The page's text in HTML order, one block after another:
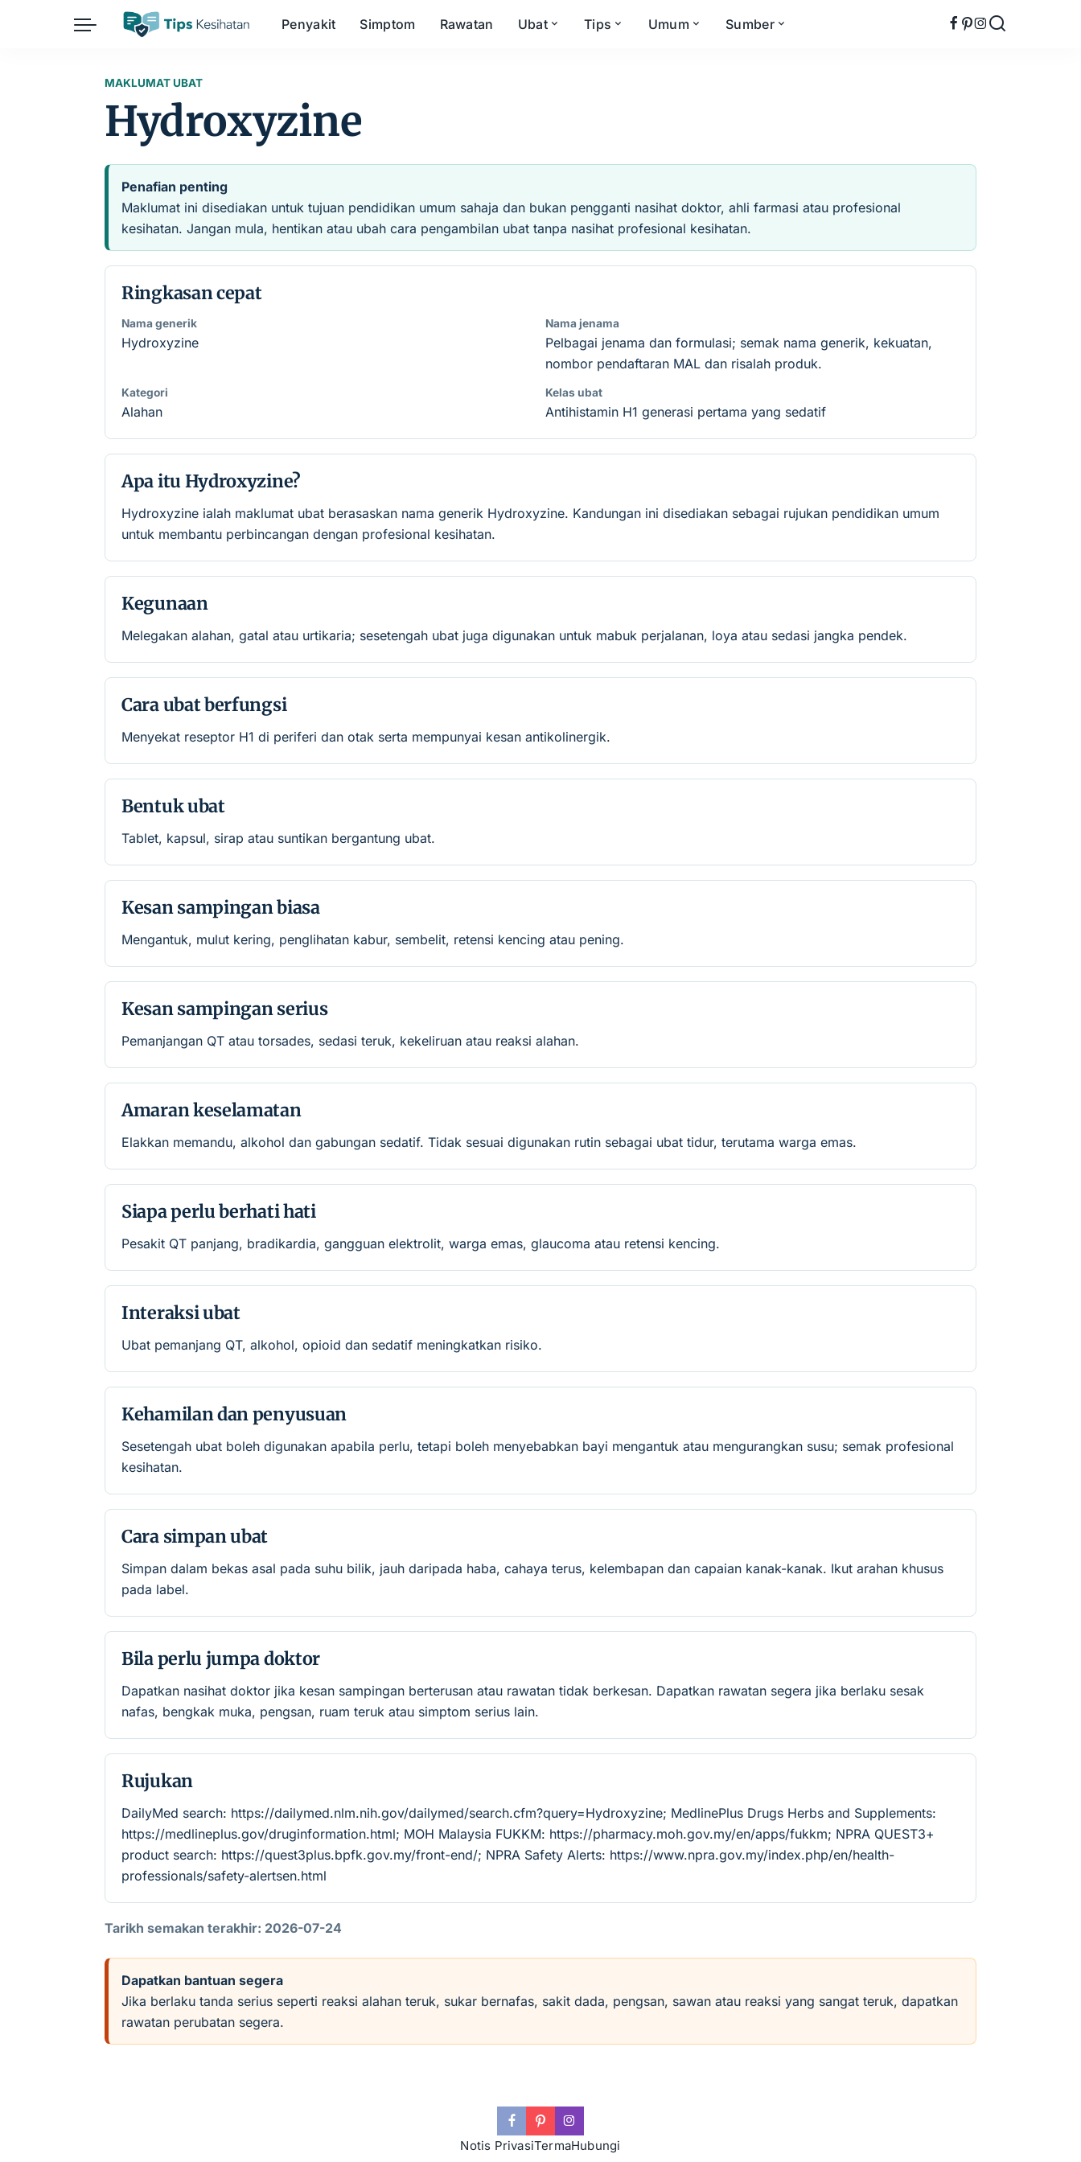
Penyakit Simptom Rawatan Ubat
Herba
Tips
Keibubapaan
Kehamilan
Kesihatan Mental
Nutrisi
Umum
Kesihatan Awam
Kesihatan Digital
Sains Sukan
Sumber
MAKLUMAT UBAT
Hydroxyzine
Penafian penting
Maklumat ini disediakan untuk tujuan pendidikan umum sahaja dan bukan pengganti nasihat doktor, ahli farmasi atau profesional
kesihatan. Jangan mula, hentikan atau ubah cara pengambilan ubat tanpa nasihat profesional kesihatan.
Ringkasan cepat
Nama generik
Hydroxyzine
Nama jenama
Pelbagai jenama dan formulasi; semak nama generik, kekuatan,
nombor pendaftaran MAL dan risalah produk.
Kategori
Alahan
Kelas ubat
Antihistamin H1 generasi pertama yang sedatif
Apa itu Hydroxyzine?
Hydroxyzine ialah maklumat ubat berasaskan nama generik Hydroxyzine. Kandungan ini disediakan sebagai rujukan pendidikan umum
untuk membantu perbincangan dengan profesional kesihatan.
Kegunaan
Melegakan alahan, gatal atau urtikaria; sesetengah ubat juga digunakan untuk mabuk perjalanan, loya atau sedasi jangka pendek.
Cara ubat berfungsi
Menyekat reseptor H1 di periferi dan otak serta mempunyai kesan antikolinergik.
Bentuk ubat
Tablet, kapsul, sirap atau suntikan bergantung ubat.
Kesan sampingan biasa
Mengantuk, mulut kering, penglihatan kabur, sembelit, retensi kencing atau pening.
Kesan sampingan serius
Pemanjangan QT atau torsades, sedasi teruk, kekeliruan atau reaksi alahan.
Amaran keselamatan
Elakkan memandu, alkohol dan gabungan sedatif. Tidak sesuai digunakan rutin sebagai ubat tidur, terutama warga emas.
Siapa perlu berhati hati
Pesakit QT panjang, bradikardia, gangguan elektrolit, warga emas, glaucoma atau retensi kencing.
Interaksi ubat
Ubat pemanjang QT, alkohol, opioid dan sedatif meningkatkan risiko.
Kehamilan dan penyusuan
Sesetengah ubat boleh digunakan apabila perlu, tetapi boleh menyebabkan bayi mengantuk atau mengurangkan susu; semak profesional
kesihatan.
Cara simpan ubat
Simpan dalam bekas asal pada suhu bilik, jauh daripada haba, cahaya terus, kelembapan dan capaian kanak-kanak. Ikut arahan khusus
pada label.
Bila perlu jumpa doktor
Dapatkan nasihat doktor jika kesan sampingan berterusan atau rawatan tidak berkesan. Dapatkan rawatan segera jika berlaku sesak
nafas, bengkak muka, pengsan, ruam teruk atau simptom serius lain.
Rujukan
DailyMed search: https://dailymed.nlm.nih.gov/dailymed/search.cfm?query=Hydroxyzine; MedlinePlus Drugs Herbs and Supplements:
https://medlineplus.gov/druginformation.html; MOH Malaysia FUKKM: https://pharmacy.moh.gov.my/en/apps/fukkm; NPRA QUEST3+
product search: https://quest3plus.bpfk.gov.my/front-end/; NPRA Safety Alerts: https://www.npra.gov.my/index.php/en/health-
professionals/safety-alertsen.html
Tarikh semakan terakhir: 2026-07-24
Dapatkan bantuan segera
Jika berlaku tanda serius seperti reaksi alahan teruk, sukar bernafas, sakit dada, pengsan, sawan atau reaksi yang sangat teruk, dapatkan
rawatan perubatan segera.
Notis PrivasiTermaHubungi